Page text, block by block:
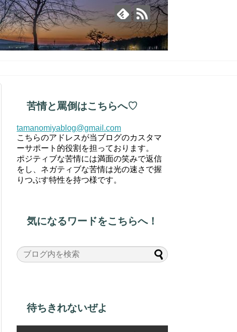
苦情と罵倒はこちらへ♡
tamanomiyablog@gmail.com
こちらのアドレスが当ブログのカスタマ
ーサポート的役割を担っております。
ポジティブな苦情には満面の笑みで返信
をし、ネガティブな苦情は光の速さで握
りつぶす特性を持つ様です。
気になるワードをこちらへ！
待ちきれないぜよ